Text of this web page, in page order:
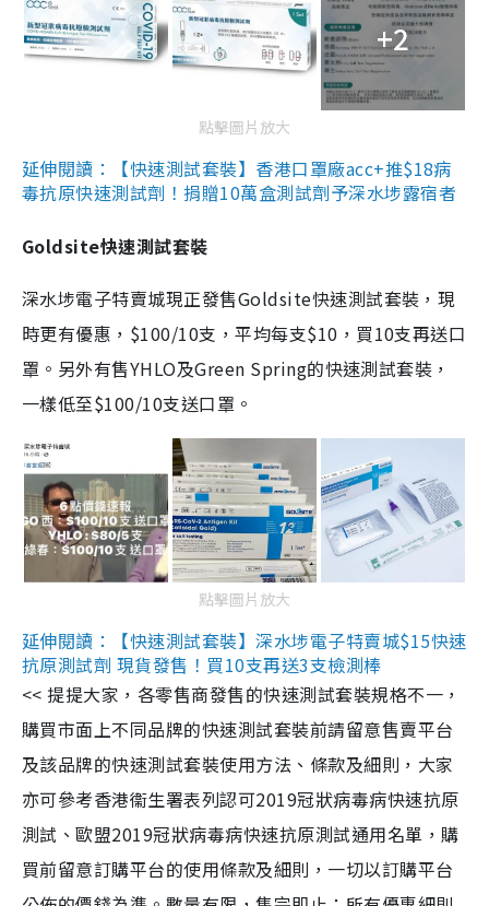
+2
點擊圖片放大
延伸閱讀：【快速測試套裝】香港口罩廠acc+推$18病
毒抗原快速測試劑！捐贈10萬盒測試劑予深水埗露宿者
Goldsite快速測試套裝
深水埗電子特賣城現正發售Goldsite快速測試套裝，現
時更有優惠，$100/10支，平均每支$10，買10支再送口
罩。另外有售YHLO及Green Spring的快速測試套裝，
一樣低至$100/10支送口罩。
點擊圖片放大
延伸閱讀：【快速測試套裝】深水埗電子特賣城$15快速
抗原測試劑 現貨發售！買10支再送3支檢測棒
<< 提提大家，各零售商發售的快速測試套裝規格不一，
購買市面上不同品牌的快速測試套裝前請留意售賣平台
及該品牌的快速測試套裝使用方法、條款及細則，大家
亦可參考香港衞生署表列認可2019冠狀病毒病快速抗原
測試、歐盟2019冠狀病毒病快速抗原測試通用名單，購
買前留意訂購平台的使用條款及細則，一切以訂購平台